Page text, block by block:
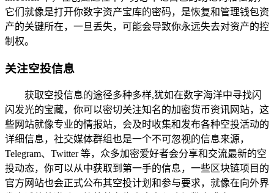
它们就像是打开你数字资产宝库的密码，是恢复和管理钱包资
产的关键所在，一旦丢失，可能会导致你永远失去对资产的控
制权。
关注空投信息
获取空投信息的途径多种多样,犹如在数字海洋中寻找闪
闪发光的宝藏，你可以密切关注知名的加密货币资讯网站，这
些网站就像专业的情报站，会及时收集和发布各种空投活动的
详细信息，社交媒体群组也是一个不可忽视的信息来源，
Telegram、Twitter 等，众多加密爱好者会分享和交流最新的空
投动态，你可以从中获取到第一手的信息，一些区块链项目的
官方网站也会正式公布其空投计划和参与要求，就像在向外界